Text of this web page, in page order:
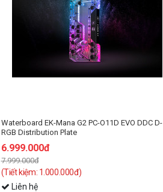
Waterboard EK-Mana G2 PC-O11D EVO DDC D-
RGB Distribution Plate
6.999.000đ
7.999.000đ
(Tiết kiệm: 1.000.000đ)
Liên hệ